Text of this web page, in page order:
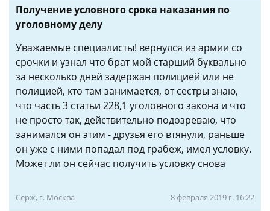
Получение условного срока наказания по
уголовному делу
Уважаемые специалисты! вернулся из армии со
срочки и узнал что брат мой старший буквально
за несколько дней задержан полицией или не
полицией, кто там занимается, от сестры знаю,
что часть 3 статьи 228,1 уголовного закона и что
не просто так, действительно подозреваю, что
занимался он этим - друзья его втянули, раньше
он уже с ними попадал под грабеж, имел условку.
Может ли он сейчас получить условку снова
Серж, г. Москва 8 февраля 2019 г. 16:22